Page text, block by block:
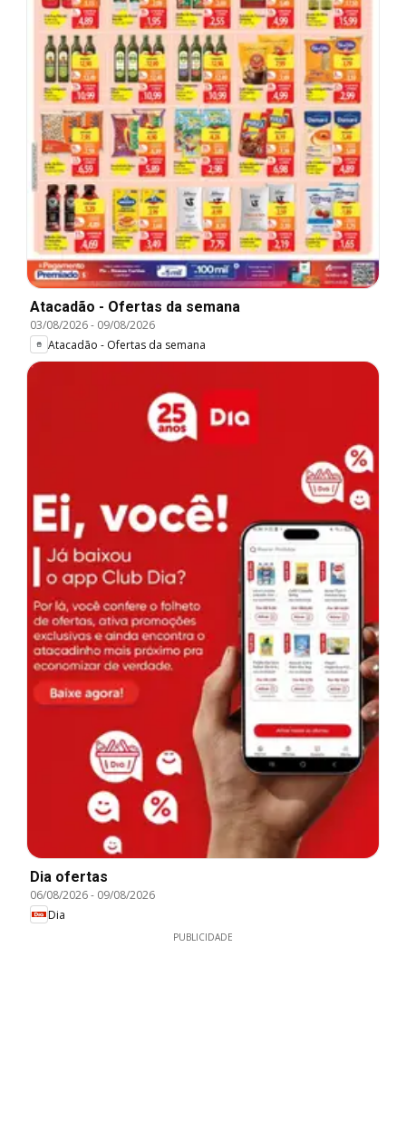
Atacadão - Ofertas da semana
03/08/2026- 09/08/2026
Atacadão - Ofertas da semana
Dia ofertas
06/08/2026- 09/08/2026
Dia
PUBLICIDADE